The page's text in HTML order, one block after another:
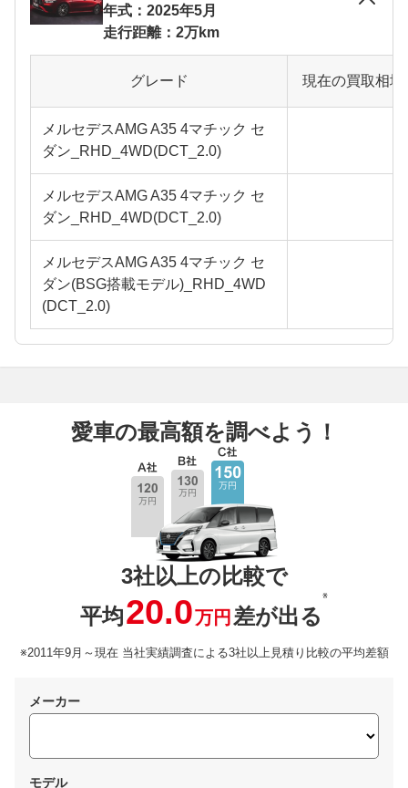
年式：2025年5月
走行距離：2万km
グレード 現在の買取相
メルセデスAMG A35 4マチック セ
ダン_RHD_4WD(DCT_2.0)
メルセデスAMG A35 4マチック セ
ダン_RHD_4WD(DCT_2.0)
メルセデスAMG A35 4マチック セ
ダン(BSG搭載モデル)_RHD_4WD
(DCT_2.0)
愛車の最高額を調べよう！
3社以上の比較で
平均20.0万円 差が出る
※
※2011年9月～現在 当社実績調査による3社以上見積り比較の平均差額
メーカー
モデル